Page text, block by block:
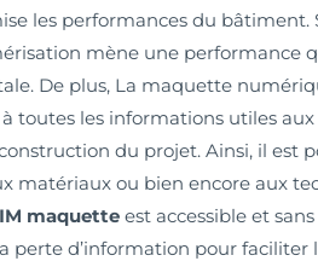
les performances du bâtiment.
mène une performance
De plus, La maquette
toutes les informations utiles
du projet. Ainsi, il est
matériaux ou bien encore aux
maquette est accessible et
perte d’information pour faciliter